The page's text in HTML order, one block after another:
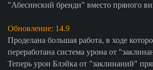
"Абесинский бренди" вместо пряного
Обновление: 14.9
Проделана большая работа, в ходе
переработана система урона от
Теперь урон Блэйка от "заклинаний"